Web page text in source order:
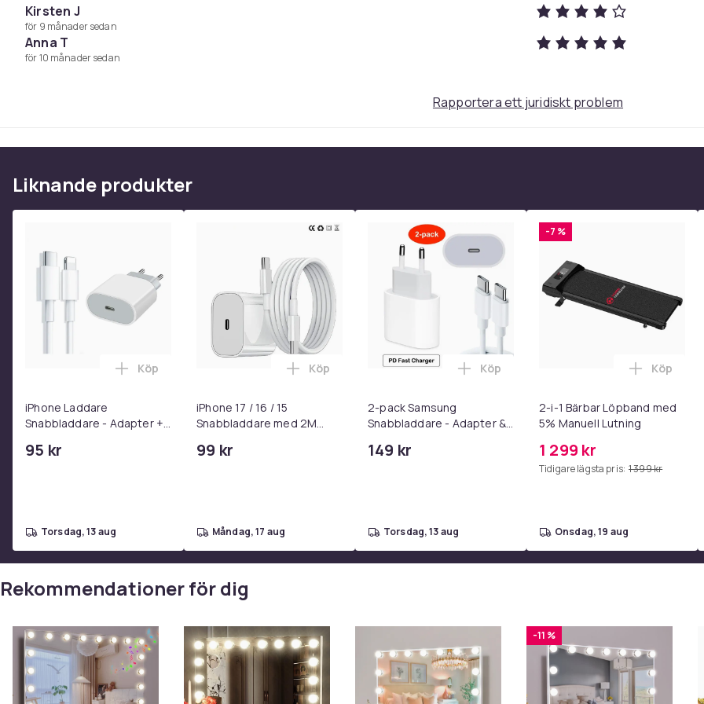
Artikel.nr.
e784d736-461a-4af3-a9fb-c147e7ba4f50
Produktsäkerhetsinformation
Kirsten J
för 9 månader sedan
Anna T
för 10 månader sedan
Rapportera ett juridiskt problem
Liknande produkter
iPhone Laddare
Snabbladdare - Adapter +
C 2m
95 kr
Lägg till iPhone Laddare Snabbladdare - Adapter + Kabel 25W lightning - USB-C 2m i varukorgen
Köp
torsdag, 13 aug
iPhone 17 / 16 / 15
Snabbladdare med 2M
99 kr
Lägg till iPhone 17 / 16 / 15 Snabbladdare med 2M USB-C till USB-C
Köp
måndag, 17 aug
2-pack Samsung
Snabbladdare - Adapter &
149 kr
Lägg till 2-pack Samsung
Köp
torsdag, 13 aug
-7 %
2-i-1 Bärbar Löpband med
5% Manuell Lutning
1 299 kr
Tidigare lägsta pris: 1 399 kr
Lägg till
Köp
onsdag, 19 aug
Rekommendationer för dig
-11 %